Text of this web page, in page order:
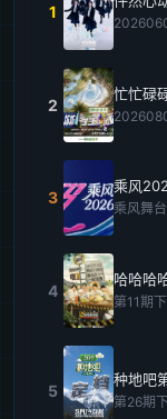
1
2
忙忙碌
3
乘风
乘风舞
4
哈哈哈
第11期下
5
种地吧
第26期